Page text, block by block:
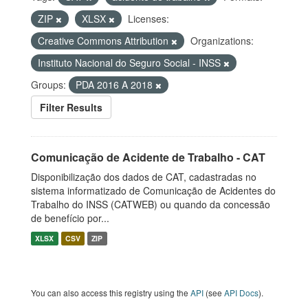
ZIP
XLSX
Licenses:
Creative Commons Attribution
Organizations:
Instituto Nacional do Seguro Social - INSS
Groups:
PDA 2016 A 2018
Filter Results
Comunicação de Acidente de Trabalho - CAT
Disponibilização dos dados de CAT, cadastradas no
sistema informatizado de Comunicação de Acidentes do
Trabalho do INSS (CATWEB) ou quando da concessão
de benefício por...
XLSX CSV ZIP
You can also access this registry using the API (see API Docs).